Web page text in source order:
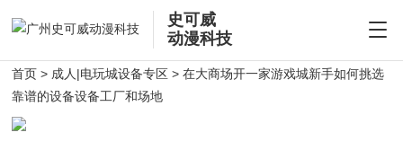
史可威
动漫科技
首页 > 成人|电玩城设备专区 > 在大商场开一家游戏城新手如何挑选
靠谱的设备设备工厂和场地